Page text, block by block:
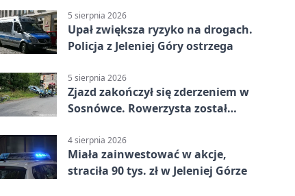
5 sierpnia 2026
Upał zwiększa ryzyko na drogach.
Policja z Jeleniej Góry ostrzega
5 sierpnia 2026
Zjazd zakończył się zderzeniem w
Sosnówce. Rowerzysta został
4 sierpnia 2026
Miała zainwestować w akcje,
straciła 90 tys. zł w Jeleniej Górze